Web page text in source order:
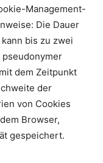
Management-
Die Dauer
bis zu zwei
dem Zeitpunkt
der
von Cookies
Browser,
gespeichert.